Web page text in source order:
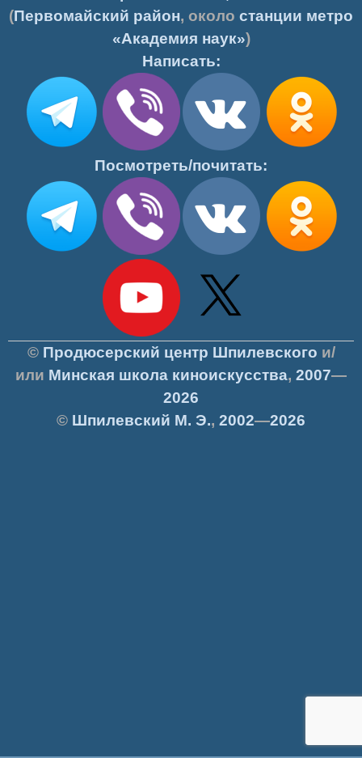
(Первомайский район, около станции метро
«Академия наук»)
Написать:
Посмотреть/почитать:
© Продюсерский центр Шпилевского и/
или Минская школа киноискусства, 2007—
2026
© Шпилевский М. Э., 2002—2026